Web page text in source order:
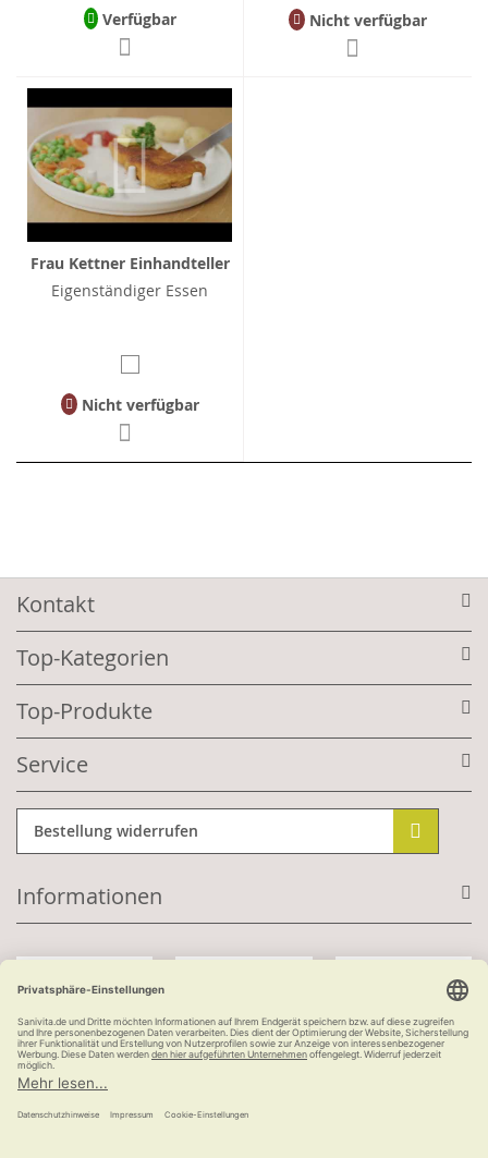
Verfügbar Nicht verfügbar
Frau Kettner Einhandteller
Eigenständiger Essen
Nicht verfügbar
Kontakt
Top-Kategorien
Top-Produkte
Service
Bestellung widerrufen
Informationen
Kauf auf Rechnung